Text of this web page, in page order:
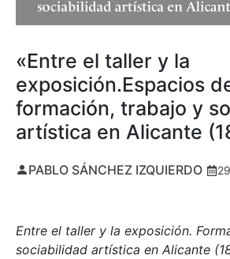
«Entre el taller y la
exposición.Espacios
formación, trabajo y
artística en Alicante
PABLO SÁNCHEZ IZQUIERDO
Entre el taller y la exposición.
sociabilidad artística en Alicante